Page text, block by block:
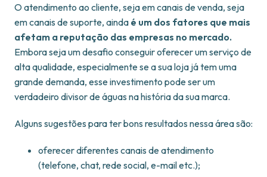
O atendimento ao cliente, seja em canais de venda, seja
em canais de suporte, ainda é um dos fatores que mais
afetam a reputação das empresas no mercado.
Embora seja um desafio conseguir oferecer um serviço de
alta qualidade, especialmente se a sua loja já tem uma
grande demanda, esse investimento pode ser um
verdadeiro divisor de águas na história da sua marca.
Alguns sugestões para ter bons resultados nessa área são:
oferecer diferentes canais de atendimento
(telefone, chat, rede social, e-mail etc.);